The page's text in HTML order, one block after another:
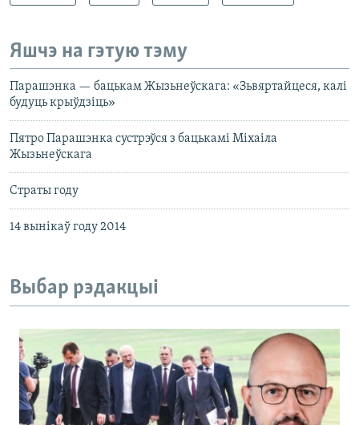
Яшчэ на гэтую тэму
Парашэнка — бацькам Жызьнеўскага: «Зьвяртайцеся, калі
будуць крыўдзіць»
Пятро Парашэнка сустрэўся з бацькамі Міхаіла
Жызьнеўскага
Страты году
14 вынікаў году 2014
Выбар рэдакцыі